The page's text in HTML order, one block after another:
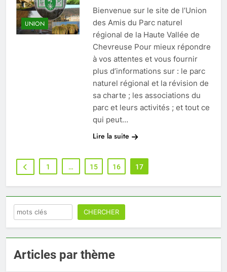
UNION
Bienvenue sur le site de l’Union
des Amis du Parc naturel
régional de la Haute Vallée de
Chevreuse Pour mieux répondre
à vos attentes et vous fournir
plus d’informations sur : le parc
naturel régional et la révision de
sa charte ; les associations du
parc et leurs activités ; et tout ce
qui peut…
Lire la suite
1 … 15 16 17
Rechercher CHERCHER
Articles par thème